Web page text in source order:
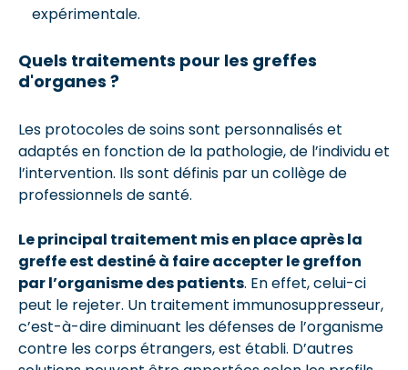
expérimentale.
Quels traitements pour les greffes
d'organes ?
Les protocoles de soins sont personnalisés et
adaptés en fonction de la pathologie, de l’individu et
l’intervention. Ils sont définis par un collège de
professionnels de santé.
Le principal traitement mis en place après la
greffe est destiné à faire accepter le greffon
par l’organisme des patients. En effet, celui-ci
peut le rejeter. Un traitement immunosuppresseur,
c’est-à-dire diminuant les défenses de l’organisme
contre les corps étrangers, est établi. D’autres